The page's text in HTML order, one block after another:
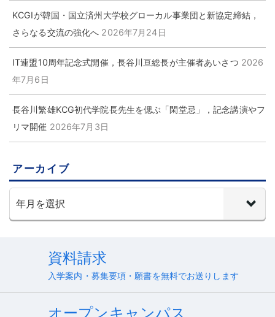
KCGIが韓国・国立済州大学校グローカル事業団と新協定締結，
さらなる交流の強化へ 2026年7月24日
IT連盟10周年記念式開催，長谷川亘総長が主催者あいさつ 2026
年7月6日
長谷川繁雄KCG初代学院長先生を偲ぶ「閑堂忌」，記念講演やフ
リマ開催 2026年7月3日
アーカイブ
資料請求
入学案内・募集要項・願書を無料でお送りします
オープンキャンパス